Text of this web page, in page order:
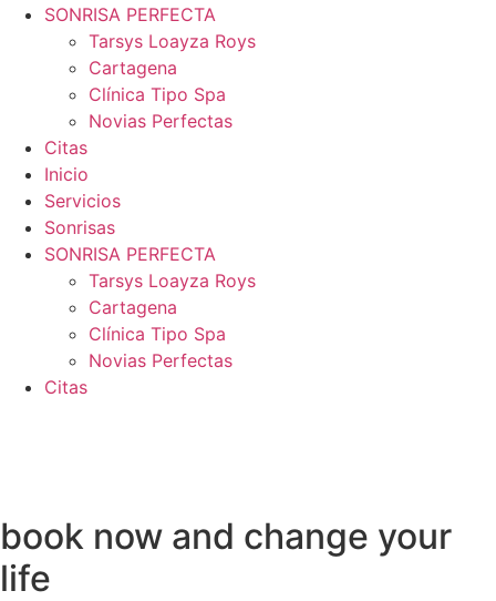
SONRISA PERFECTA
Tarsys Loayza Roys
Cartagena
Clínica Tipo Spa
Novias Perfectas
Citas
Inicio
Servicios
Sonrisas
SONRISA PERFECTA
Tarsys Loayza Roys
Cartagena
Clínica Tipo Spa
Novias Perfectas
Citas
book now and change your
life